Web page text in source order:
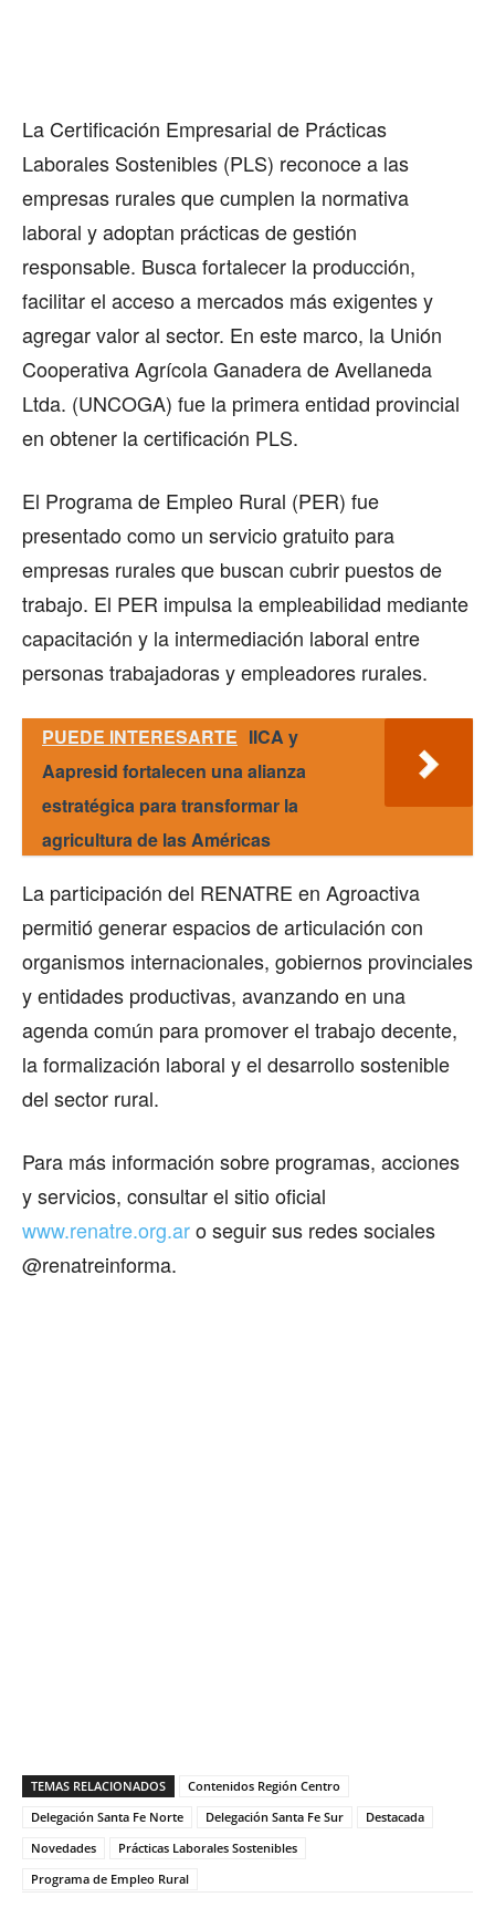
La Certificación Empresarial de Prácticas
Laborales Sostenibles (PLS) reconoce a las
empresas rurales que cumplen la normativa
laboral y adoptan prácticas de gestión
responsable. Busca fortalecer la producción,
facilitar el acceso a mercados más exigentes y
agregar valor al sector. En este marco, la Unión
Cooperativa Agrícola Ganadera de Avellaneda
Ltda. (UNCOGA) fue la primera entidad provincial
en obtener la certificación PLS.
El Programa de Empleo Rural (PER) fue
presentado como un servicio gratuito para
empresas rurales que buscan cubrir puestos de
trabajo. El PER impulsa la empleabilidad mediante
capacitación y la intermediación laboral entre
personas trabajadoras y empleadores rurales.
PUEDE INTERESARTE IICA y
Aapresid fortalecen una alianza
estratégica para transformar la
agricultura de las Américas
La participación del RENATRE en Agroactiva
permitió generar espacios de articulación con
organismos internacionales, gobiernos provinciales
y entidades productivas, avanzando en una
agenda común para promover el trabajo decente,
la formalización laboral y el desarrollo sostenible
del sector rural.
Para más información sobre programas, acciones
y servicios, consultar el sitio oficial
www.renatre.org.aro seguir sus redes sociales
@renatreinforma.
TEMAS RELACIONADOS
Contenidos Región Centro
Delegación Santa Fe Norte
Delegación Santa Fe Sur
Destacada
Novedades
Prácticas Laborales Sostenibles
Programa de Empleo Rural